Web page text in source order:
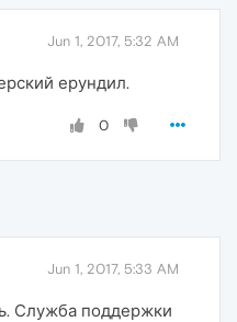
Jun 1, 2017, 5:32 AM
ерундил.
0
Jun 1, 2017, 5:33 AM
Служба поддержки